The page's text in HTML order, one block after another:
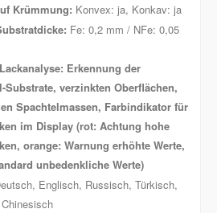
Krümmung: Konvex: ja, Konkav: ja
Fe: 0,2 mm / NFe: 0,05
Erkennung der
Substrate, verzinkten Oberflächen,
Spachtelmassen, Farbindikator für
im Display (rot: Achtung hohe
orange: Warnung erhöhte Werte,
unbedenkliche Werte)
Englisch, Russisch, Türkisch,